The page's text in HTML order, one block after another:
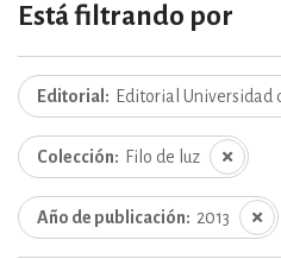
Está filtrando por
Editorial Editorial Universidad
Colección Filo de luz
Año de publicación 2013